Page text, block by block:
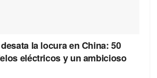
la locura en China: 50
eléctricos y un ambicioso